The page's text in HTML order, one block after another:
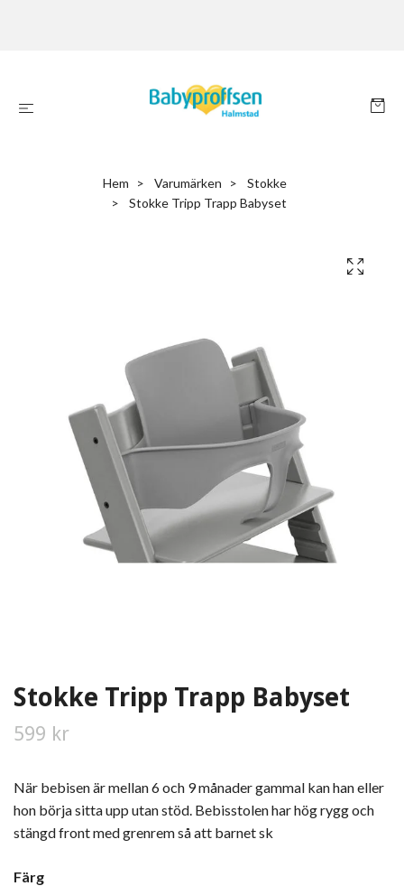
Hem Varumärken
Stokke
Stokke Tripp Trapp Babyset
Stokke Tripp Trapp Babyset
599 kr
När bebisen är mellan 6 och 9 månader gammal kan han eller
hon börja sitta upp utan stöd. Bebisstolen har hög rygg och
stängd front med grenrem så att barnet sk
Färg